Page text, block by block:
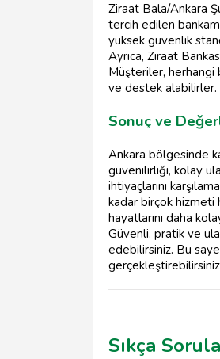
Ziraat Bala/Ankara
tercih edilen
yüksek güvenlik
Ayrıca, Ziraat
Müşteriler, herhangi
ve destek alabilirler.
Sonuç ve
Ankara bölgesinde
güvenilirliği, kolay
ihtiyaçlarını
kadar birçok hizmeti
hayatlarını daha
Güvenli, pratik ve
edebilirsiniz. Bu
Sıkça